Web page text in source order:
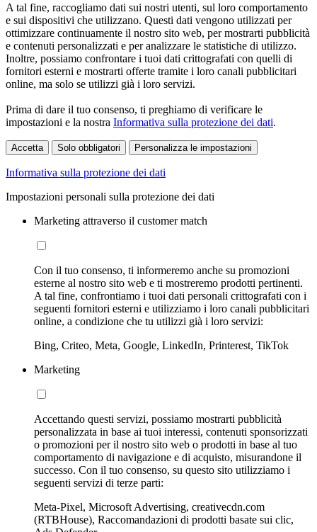
A tal fine, raccogliamo dati sui nostri utenti, sul loro comportamento
e sui dispositivi che utilizzano. Questi dati vengono utilizzati per
ottimizzare continuamente il nostro sito web, per mostrarti pubblicità
e contenuti personalizzati e per analizzare le statistiche di utilizzo.
Inoltre, possiamo confrontare i tuoi dati crittografati con quelli di
fornitori esterni e mostrarti offerte tramite i loro canali pubblicitari
online, ma solo se utilizzi già i loro servizi.
Prima di dare il tuo consenso, ti preghiamo di verificare le
impostazioni e la nostra Informativa sulla protezione dei dati.
Accetta Solo obbligatori Personalizza le impostazioni
Informativa sulla protezione dei dati
Impostazioni personali sulla protezione dei dati
Marketing attraverso il customer match
Con il tuo consenso, ti informeremo anche su promozioni
esterne al nostro sito web e ti mostreremo prodotti pertinenti.
A tal fine, confrontiamo i tuoi dati personali crittografati con i
seguenti fornitori esterni e utilizziamo i loro canali pubblicitari
online, a condizione che tu utilizzi già i loro servizi:
Bing, Criteo, Meta, Google, LinkedIn, Printerest, TikTok
Marketing
Accettando questi servizi, possiamo mostrarti pubblicità
personalizzata in base ai tuoi interessi, contenuti sponsorizzati
o promozioni per il nostro sito web o prodotti in base al tuo
comportamento di navigazione e di acquisto, misurandone il
successo. Con il tuo consenso, su questo sito utilizziamo i
seguenti servizi di terze parti:
Meta-Pixel, Microsoft Advertising, creativecdn.com
(RTBHouse), Raccomandazioni di prodotti basate sui clic,